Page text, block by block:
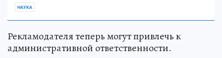
НАУКА
Рекламодателя теперь могут привлечь к
административной ответственности.